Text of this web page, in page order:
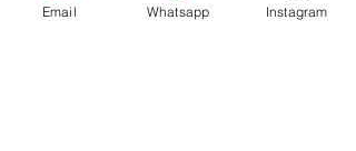
-
Email Whatsapp Instagram